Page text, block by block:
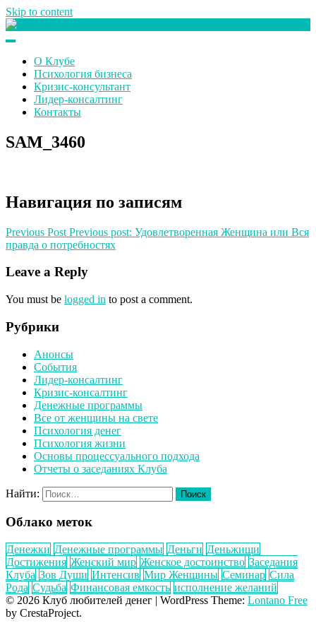
Skip to content
О Клубе
Психология бизнеса
Кризис-консультант
Лидер-консалтинг
Контакты
SAM_3460
Навигация по записям
Previous Post Previous post: Удовлетворенная Женщина или Вся
правда о потребностях
Leave a Reply
You must be logged in to post a comment.
Рубрики
Анонсы
События
Лидер-консалтинг
Кризис-консалтинг
Денежные программы
Все от женщины на свете
Психология денег
Психология жизни
Основы процессуального подхода
Отчеты о заседаниях Клуба
Найти:
Облако меток
Денежки Денежные программы Деньги Деньжищи
Достижения Женский мир Женское достоинство Заседания
Клуба Зов Души Интенсив Мир Женщины Семинар Сила
Рода Судьба Финансовая емкость исполнение желаний
© 2026 Клуб любителей денег | WordPress Theme: Lontano Free
by CrestaProject.